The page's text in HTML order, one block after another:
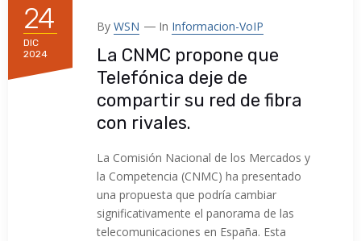
24
DIC
2024
By WSN In Informacion-VoIP
La CNMC propone que
Telefónica deje de
compartir su red de fibra
con rivales.
La Comisión Nacional de los Mercados y
la Competencia (CNMC) ha presentado
una propuesta que podría cambiar
significativamente el panorama de las
telecomunicaciones en España. Esta